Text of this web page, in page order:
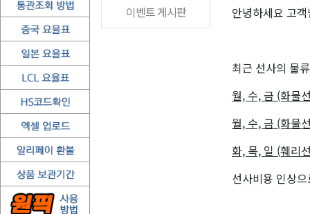
이벤트 게시판
안녕하세요 고
최근 선사의 물
월, 수, 금 (화물
월, 수, 금 (화물
화, 목, 일 (훼리
선사비용 인상